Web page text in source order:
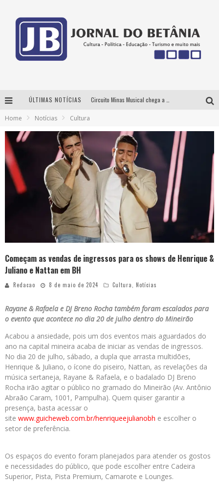
ÚLTIMAS NOTÍCIAS
BH recebe nesta quinta-feira lançamento do jogo “Coleta Seletiva” com roda de conversa entre agentes da sustentabilidade
Home Notícias Cultura
Começam as vendas de ingressos para os shows de Henrique &
Juliano e Nattan em BH
Redacao 8 de maio de 2024 Cultura, Notícias
Rayane & Rafaela e DJ Breno Rocha também foram escalados para
o evento que acontece no dia 20 de julho dentro do Mineirão
Acabou a ansiedade, pois um dos eventos mais aguardados do
ano na capital mineira acaba de iniciar as vendas de ingressos.
No dia 20 de julho, sábado, a dupla que arrasta multidões,
Henrique & Juliano, o ícone do piseiro, Nattan, as revelações da
música sertaneja, Rayane & Rafaela, e o badalado DJ Breno
Rocha irão agitar o público no gramado do Mineirão (Av. Antônio
Abraão Caram, 1001, Pampulha). Quem quiser garantir a
presença, basta acessar o
site www.guicheweb.com.br/henriqueejulianobh e escolher o
setor de preferência.
Os espaços do evento foram planejados para atender os gostos
e necessidades do público, que pode escolher entre Cadeira
Superior, Pista, Pista Premium, Camarote e Lounges.